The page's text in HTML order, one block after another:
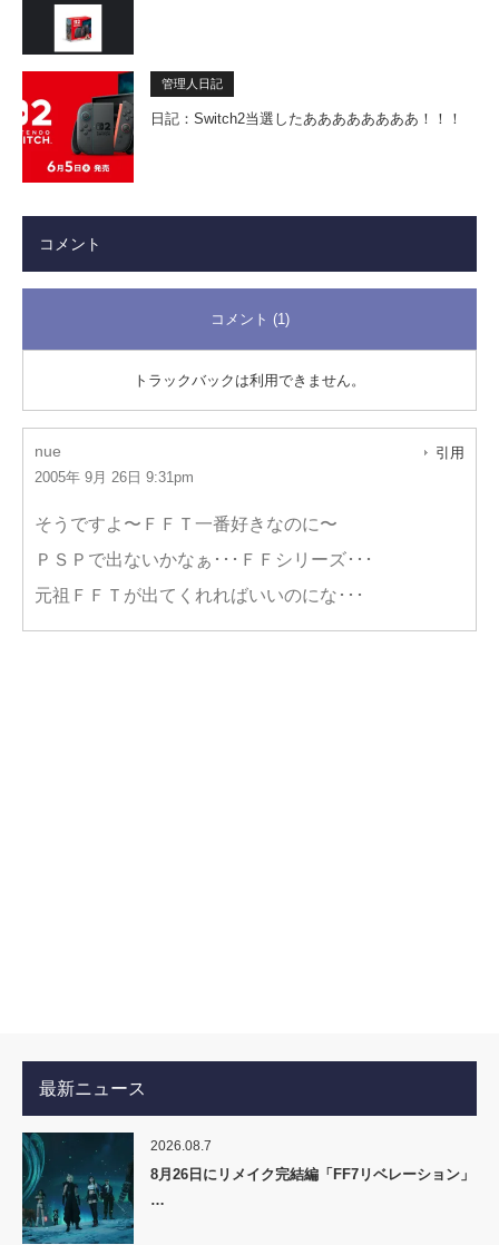
管理人日記
日記：Switch2当選したああああああああ！！！
コメント
コメント (1)
トラックバックは利用できません。
nue
2005年 9月 26日 9:31pm
引用
そうですよ〜ＦＦＴ一番好きなのに〜
ＰＳＰで出ないかなぁ･･･ＦＦシリーズ･･･
元祖ＦＦＴが出てくれればいいのにな･･･
最新ニュース
2026.08.7
8月26日にリメイク完結編「FF7リベレーション」
…